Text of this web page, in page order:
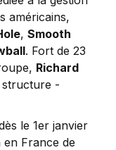
américains,
,Smooth
. Fort de 23
Richard
structure -
le 1er janvier
France de